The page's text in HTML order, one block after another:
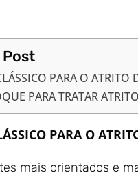
Post
PARA O
PARA TRATAR
PARA O
mais orientados e